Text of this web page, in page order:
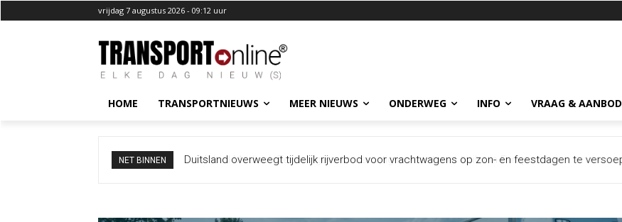
vrijdag 7 augustus 2026 - 09:12 uur
HOME TRANSPORTNIEUWS MEER NIEUWS ONDERWEG INFO VRAAG & AANBOD
NET BINNEN Mobiel Medisch Team ingezet na ernstig incident met trailer in Europoort